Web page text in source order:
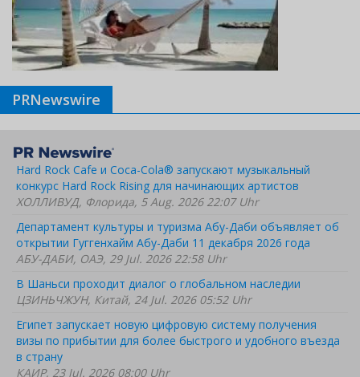
PRNewswire
Hard Rock Cafe и Coca-Cola® запускают музыкальный
конкурс Hard Rock Rising для начинающих артистов
ХОЛЛИВУД, Флорида, 5 Aug. 2026 22:07 Uhr
Департамент культуры и туризма Абу-Даби объявляет об
открытии Гуггенхайм Абу-Даби 11 декабря 2026 года
АБУ-ДАБИ, ОАЭ, 29 Jul. 2026 22:58 Uhr
В Шаньси проходит диалог о глобальном наследии
ЦЗИНЬЧЖУН, Китай, 24 Jul. 2026 05:52 Uhr
Египет запускает новую цифровую систему получения
визы по прибытии для более быстрого и удобного въезда
в страну
КАИР, 23 Jul. 2026 08:00 Uhr